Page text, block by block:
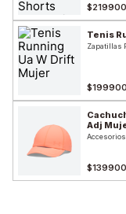
$219900
Tenis
Zapatillas
$199900
Adj
$139900